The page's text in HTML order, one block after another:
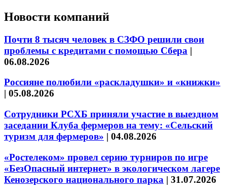
Новости компаний
Почти 8 тысяч человек в СЗФО решили свои
проблемы с кредитами с помощью Сбера |
06.08.2026
Россияне полюбили «раскладушки» и «книжки»
| 05.08.2026
Сотрудники РСХБ приняли участие в выездном
заседании Клуба фермеров на тему: «Сельский
туризм для фермеров» | 04.08.2026
«Ростелеком» провел серию турниров по игре
«БезОпасный интернет» в экологическом лагере
Кенозерского национального парка | 31.07.2026